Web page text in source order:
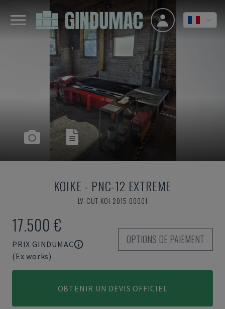
KOIKE - PNC-12 EXTREME
LV-CUT-KOI-2015-00001
17.500 €
PRIX GINDUMAC
(Ex works)
OPTIONS DE PAIEMENT
OBTENIR UN DEVIS OFFICIEL